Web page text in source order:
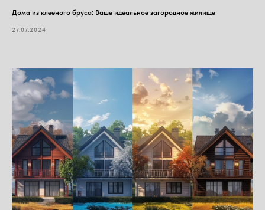
Дома из клееного бруса: Ваше идеальное загородное жилище
27.07.2024